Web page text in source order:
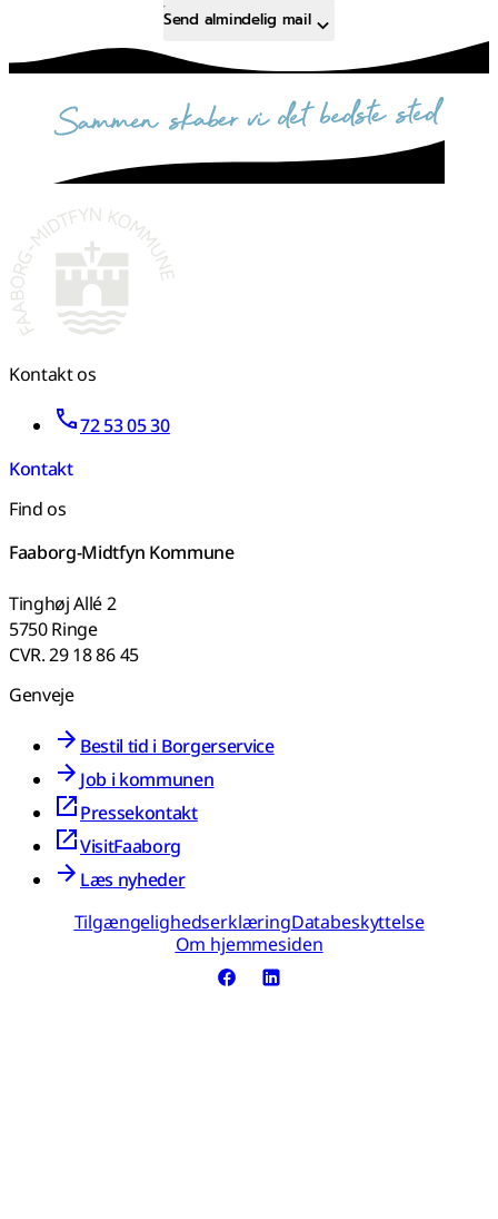
Send almindelig mail
sammen skaber vi det bedste sted
Kontakt os
72 53 05 30
Kontakt
Find os
Faaborg-Midtfyn Kommune
Tinghøj Allé 2
5750 Ringe
CVR. 29 18 86 45
Genveje
Bestil tid i Borgerservice
Job i kommunen
Pressekontakt
VisitFaaborg
Læs nyheder
TilgængelighedserklæringDatabeskyttelse
Om hjemmesiden